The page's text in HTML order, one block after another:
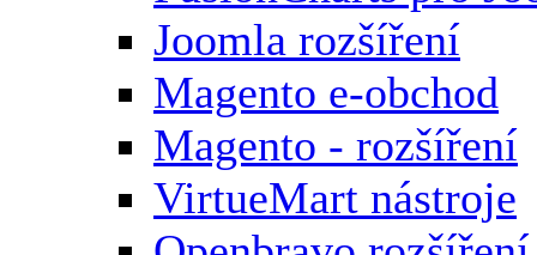
Joomla rozšíření
Magento e-obchod
Magento - rozšíření
VirtueMart nástroje